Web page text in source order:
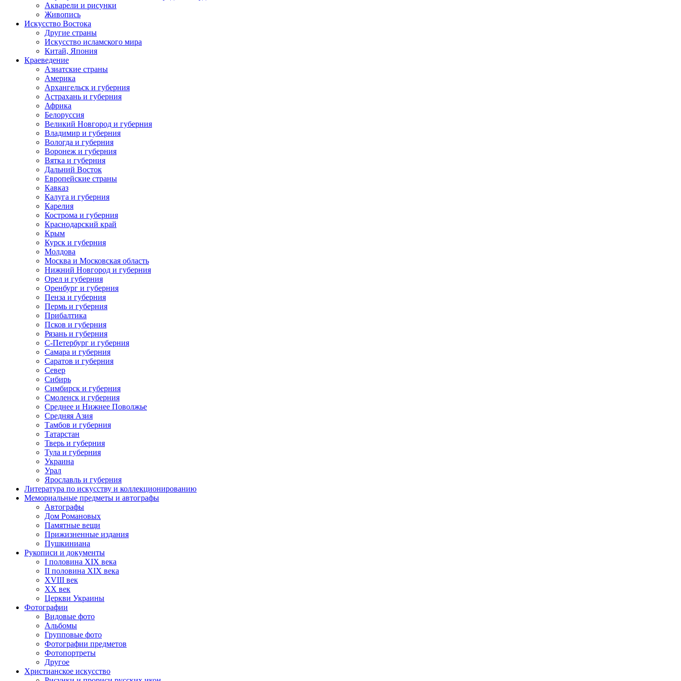
Акварели и рисунки
Живопись
Искусство Востока
Другие страны
Искусство исламского мира
Китай, Япония
Краеведение
Азиатские страны
Америка
Архангельск и губерния
Астрахань и губерния
Африка
Белоруссия
Великий Новгород и губерния
Владимир и губерния
Вологда и губерния
Воронеж и губерния
Вятка и губерния
Дальний Восток
Европейские страны
Кавказ
Калуга и губерния
Карелия
Кострома и губерния
Краснодарский край
Крым
Курск и губерния
Молдова
Москва и Московская область
Нижний Новгород и губерния
Орел и губерния
Оренбург и губерния
Пенза и губерния
Пермь и губерния
Прибалтика
Псков и губерния
Рязань и губерния
С-Петербург и губерния
Самара и губерния
Саратов и губерния
Север
Сибирь
Симбирск и губерния
Смоленск и губерния
Среднее и Нижнее Поволжье
Средняя Азия
Тамбов и губерния
Татарстан
Тверь и губерния
Тула и губерния
Украина
Урал
Ярославль и губерния
Литература по искусству и коллекционированию
Мемориальные предметы и автографы
Автографы
Дом Романовых
Памятные вещи
Прижизненные издания
Пушкиниана
Рукописи и документы
I половина XIX века
II половина XIX века
XVIII век
ХХ век
Церкви Украины
Фотографии
Видовые фото
Альбомы
Групповые фото
Фотографии предметов
Фотопортреты
Другое
Христианское искусство